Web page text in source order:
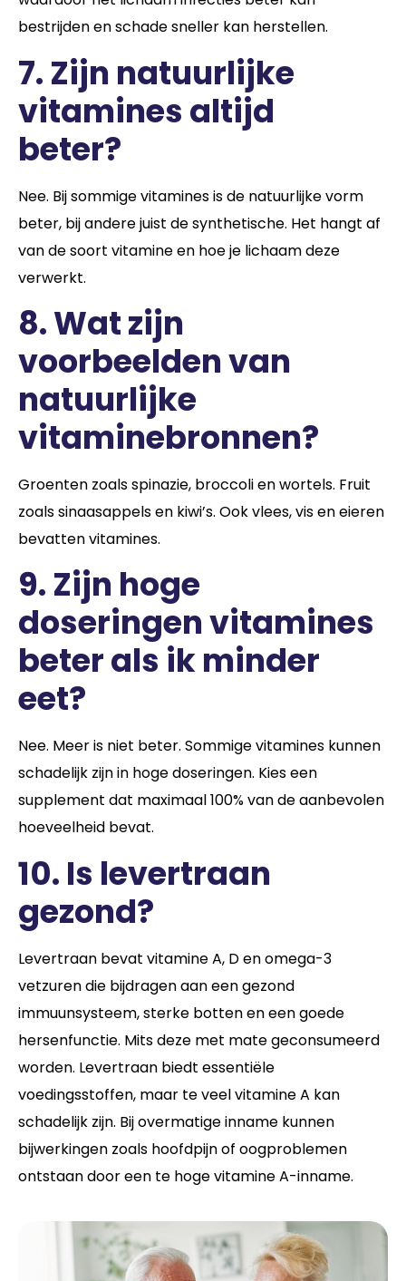
bestrijden en schade sneller kan herstellen.
7. Zijn natuurlijke
vitamines altijd
beter?
Nee. Bij sommige vitamines is de natuurlijke vorm
beter, bij andere juist de synthetische. Het hangt af
van de soort vitamine en hoe je lichaam deze
verwerkt.
8.Wat zijn
voorbeelden van
natuurlijke
vitaminebronnen?
Groenten zoals spinazie, broccoli en wortels. Fruit
zoals sinaasappels en kiwi’s. Ook vlees, vis en eieren
bevatten vitamines.
9. Zijn hoge
doseringen vitamines
beter als ik minder
eet?
Nee. Meer is niet beter. Sommige vitamines kunnen
schadelijk zijn in hoge doseringen. Kies een
supplement dat maximaal 100% van de aanbevolen
hoeveelheid bevat.
10. Is levertraan
gezond?
Levertraan bevat vitamine A, D en omega-3
vetzuren die bijdragen aan een gezond
immuunsysteem, sterke botten en een goede
hersenfunctie. Mits deze met mate geconsumeerd
worden. Levertraan biedt essentiële
voedingsstoffen, maar te veel vitamine A kan
schadelijk zijn. Bij overmatige inname kunnen
bijwerkingen zoals hoofdpijn of oogproblemen
ontstaan door een te hoge vitamine A-inname.